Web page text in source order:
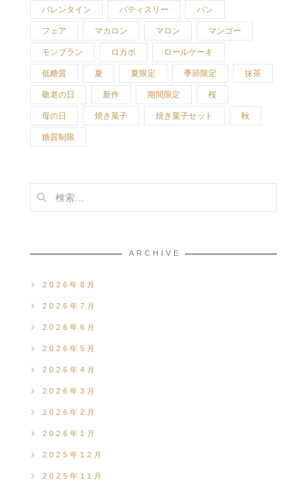
バレンタイン パティスリー パン
フェア マカロン マロン マンゴー
モンブラン ロカボ ロールケーキ
低糖質 夏 夏限定 季節限定 抹茶
敬老の日 新作 期間限定 桜
母の日 焼き菓子 焼き菓子セット 秋
糖質制限
ARCHIVE
2026年8月
2026年7月
2026年6月
2026年5月
2026年4月
2026年3月
2026年2月
2026年1月
2025年12月
2025年11月